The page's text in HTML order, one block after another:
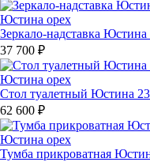
Юстина орех
Зеркало-надставка
37 700 ₽
Юстина орех
Стол туалетный Юстина
62 600 ₽
Юстина орех
Тумба прикроватная